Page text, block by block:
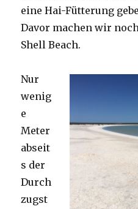
eine Hai-Fütterung
Davor machen wir
Shell Beach.
Nur
wenig
e
Meter
abseit
s der
Durch
zugst